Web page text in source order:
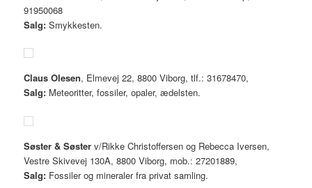
91950068
Salg: Smykkesten.
Claus Olesen, Elmevej 22, 8800 Viborg, tlf.: 31678470,
Salg: Meteoritter, fossiler, opaler, ædelsten.
Søster & Søster v/Rikke Christoffersen og Rebecca Iversen,
Vestre Skivevej 130A, 8800 Viborg, mob.: 27201889,
Salg: Fossiler og mineraler fra privat samling.